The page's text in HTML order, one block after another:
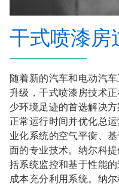
干式喷漆房
随着新的汽车和电动汽
升级，干式喷漆房技术
少环境足迹的首选解决
正常运行时间并优化总
业化系统的空气平衡、
面的专业技术。纳尔科
括系统监控和基于性能
成本充分利用系统。纳